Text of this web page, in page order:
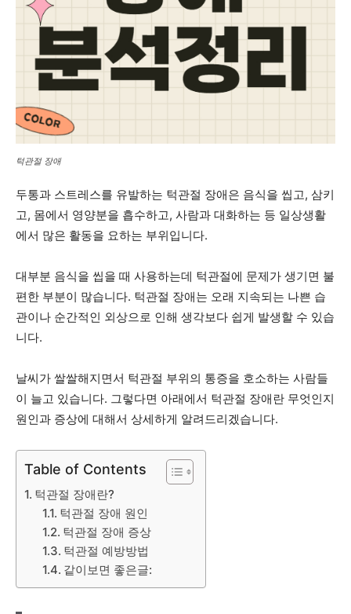
턱관절 장애
두통과 스트레스를 유발하는 턱관절 장애은 음식을 씹고, 삼키
고, 몸에서 영양분을 흡수하고, 사람과 대화하는 등 일상생활
에서 많은 활동을 요하는 부위입니다.
대부분 음식을 씹을 때 사용하는데 턱관절에 문제가 생기면 불
편한 부분이 많습니다. 턱관절 장애는 오래 지속되는 나쁜 습
관이나 순간적인 외상으로 인해 생각보다 쉽게 ​​발생할 수 있습
니다.
날씨가 쌀쌀해지면서 턱관절 부위의 통증을 호소하는 사람들
이 늘고 있습니다. 그렇다면 아래에서 턱관절 장애란 무엇인지
원인과 증상에 대해서 상세하게 알려드리겠습니다.
Table of Contents
턱관절 장애란?
턱관절 장애 원인
턱관절 장애 증상
턱관절 예방방법
같이보면 좋은글: